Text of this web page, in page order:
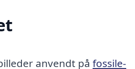
anvendt på fossile-